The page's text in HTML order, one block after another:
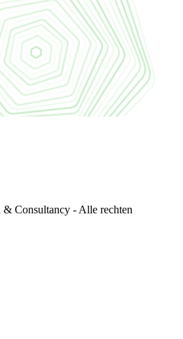
Consultancy - Alle rechten